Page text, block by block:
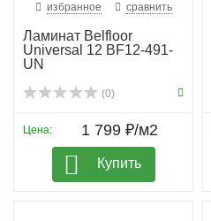
избранное сравнить
Ламинат Belfloor
Universal 12 BF12-491-
UN
(0)
Цена: 1 799 ₽/м2
Купить